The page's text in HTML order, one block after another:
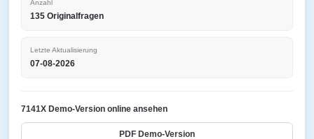
Anzahl
135 Originalfragen
Letzte Aktualisierung
07-08-2026
7141X Demo-Version online ansehen
PDF Demo-Version